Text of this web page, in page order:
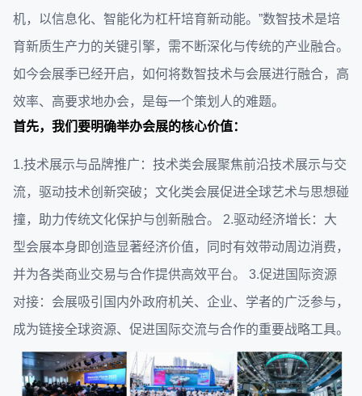
机，以信息化、智能化为杠杆培育新动能。”数智技术是培
育新质生产力的关键引擎，需不断深化与传统的产业融合。
如今会展季已经开启，如何将数智技术与会展进行融合，高
效率、高要求地办会，是每一个策划人的难题。
首先，我们要明确举办会展的核心价值：
1.技术展示与品牌推广：技术类会展聚焦前沿技术展示与交
流，驱动技术创新突破；文化类会展促进全球艺术与思想碰
撞，助力传统文化保护与创新融合。 2.驱动经济增长：大
型会展本身即创造显著经济价值，同时有效带动周边消费，
并为各类商业交易与合作提供高效平台。 3.促进国际资源
对接：会展吸引国内外政府机关、企业、学者的广泛参与，
成为链接全球资源、促进国际交流与合作的重要战略工具。